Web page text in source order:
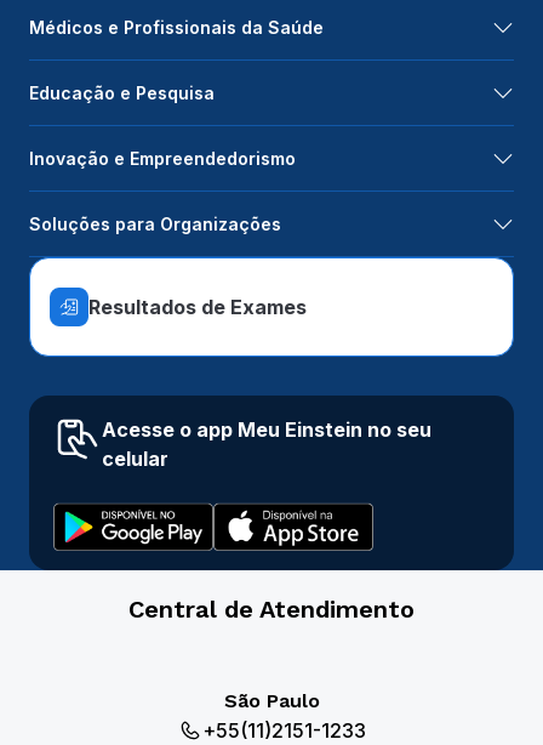
Médicos e Profissionais da Saúde
Educação e Pesquisa
Inovação e Empreendedorismo
Soluções para Organizações
Resultados de Exames
Acesse o app Meu Einstein no seu
celular
Central de Atendimento
São Paulo
+55(11)2151-1233